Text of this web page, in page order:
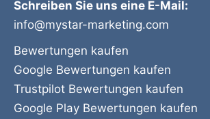
Schreiben Sie uns eine E-Mail:
info@mystar-marketing.com
Bewertungen kaufen
Google Bewertungen kaufen
Trustpilot Bewertungen kaufen
Google Play Bewertungen kaufen